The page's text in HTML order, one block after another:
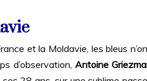
et la Moldavie, les bleus
d’observation, Antoine